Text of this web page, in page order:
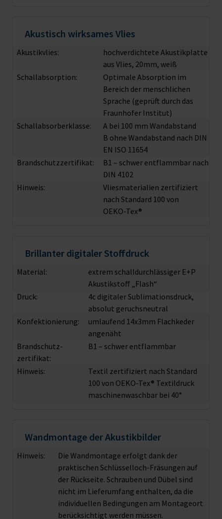
Akustisch wirksames Vlies
Akustikvlies:
hochverdichtete Akustikplatte
aus Vlies, 20mm, weiß
Schallabsorption:
Optimale Absorption im
Bereich der menschlichen
Sprache (geprüft durch das
Fraunhofer Institut)
Schallabsorberklasse:
A bei 100 mm Wandabstand
B ohne Wandabstand nach DIN
EN ISO 11654
Brandschutzzertifikat:
B1 – schwer entflammbar nach
DIN 4102
Hinweis:
Vliesmaterialien zertifiziert
nach Standard 100 von
OEKO-Tex®
Brillanter digitaler Stoffdruck
Material:
extrem schalldurchlässiger E+P
Akustikstoff „Flash“
Druck:
4c digitaler Sublimationsdruck,
absolut geruchsneutral
Konfektionierung:
umlaufend 14x3mm Flachkeder
angenäht
Brandschutz­
zertifikat:
B1 – schwer entflammbar
Hinweis:
Textil zertifiziert nach Standard
100 von OEKO-Tex® Textildruck
maschinenwaschbar bei 40°
Wandmontage der Akustikbilder
Hinweis:
Die Wandmontage erfolgt dank der
praktischen Schlüsselloch-Fräsungen auf
der Rückseite. Schrauben und Dübel sind
nicht im Lieferumfang enthalten, da die
individuellen Bedingungen am Montageort
berücksichtigt werden müssen.